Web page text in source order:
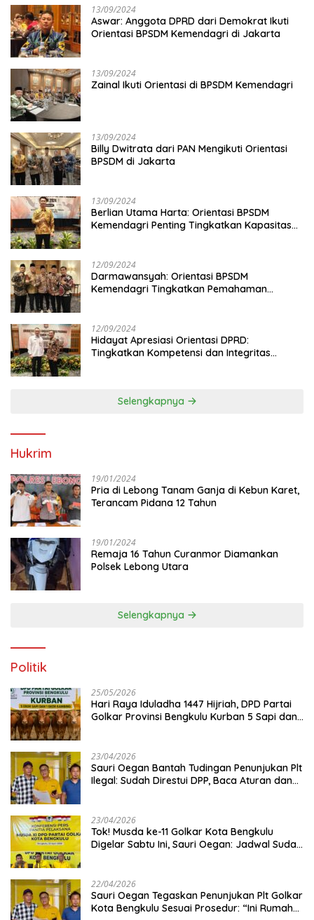
13/09/2024
Aswar: Anggota DPRD dari Demokrat Ikuti
Orientasi BPSDM Kemendagri di Jakarta
13/09/2024
Zainal Ikuti Orientasi di BPSDM Kemendagri
13/09/2024
Billy Dwitrata dari PAN Mengikuti Orientasi
BPSDM di Jakarta
13/09/2024
Berlian Utama Harta: Orientasi BPSDM
Kemendagri Penting Tingkatkan Kapasitas
12/09/2024
Darmawansyah: Orientasi BPSDM
Kemendagri Tingkatkan Pemahaman
12/09/2024
Hidayat Apresiasi Orientasi DPRD:
Tingkatkan Kompetensi dan Integritas
Selengkapnya
Hukrim
19/01/2024
Pria di Lebong Tanam Ganja di Kebun Karet,
Terancam Pidana 12 Tahun
19/01/2024
Remaja 16 Tahun Curanmor Diamankan
Polsek Lebong Utara
Selengkapnya
Politik
25/05/2026
Hari Raya Iduladha 1447 Hijriah, DPD Partai
Golkar Provinsi Bengkulu Kurban 5 Sapi dan 1
23/04/2026
Sauri Oegan Bantah Tudingan Penunjukan Plt
Ilegal: Sudah Direstui DPP, Baca Aturan dan
23/04/2026
‎Tok! Musda ke-11 Golkar Kota Bengkulu
Digelar Sabtu Ini, Sauri Oegan: Jadwal Sudah
22/04/2026
Sauri Oegan Tegaskan Penunjukan Plt Golkar
Kota Bengkulu Sesuai Prosedur: “Ini Rumah